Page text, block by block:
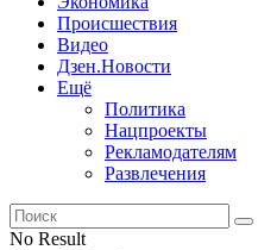
Происшествия
Видео
Дзен.Новости
Ещё
Политика
Нацпроекты
Рекламодателям
Развлечения
No Result